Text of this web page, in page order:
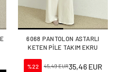
6068 PANTOLON ASTARLI
KETEN PİLE TAKIM EKRU
%22 45,49 EUR35,46 EUR